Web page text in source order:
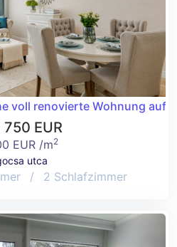
voll renovierte Wohnung auf
EUR
EUR /m2
utca
/ 2 Schlafzimmer